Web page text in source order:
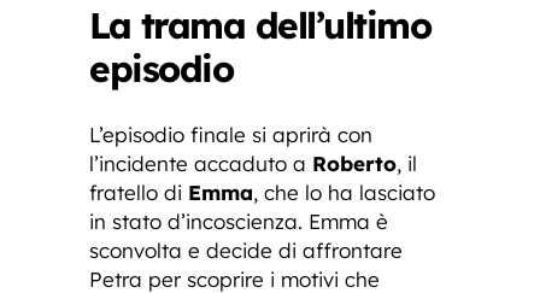
La trama dell’ultimo
episodio
L’episodio finale si aprirà con
l’incidente accaduto a Roberto, il
fratello di Emma, che lo ha lasciato
in stato d’incoscienza. Emma è
sconvolta e decide di affrontare
Petra per scoprire i motivi che